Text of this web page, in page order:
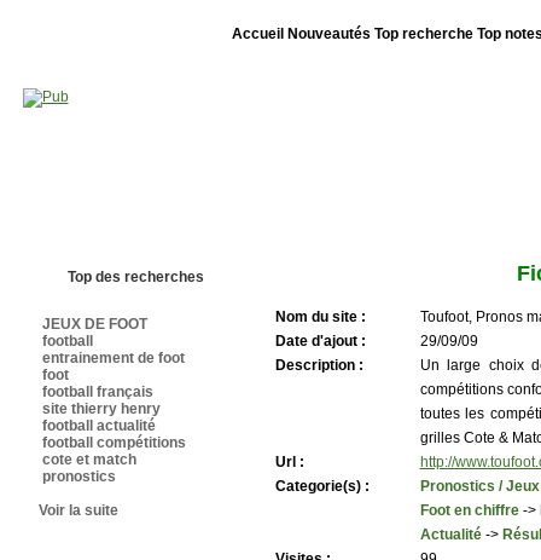
Accueil Nouveautés Top recherche Top
Top des recherches
JEUX DE FOOT
football
entrainement de foot
foot
football français
site thierry henry
football actualité
football compétitions
cote et match
pronostics
Voir la suite
Nom du site :
Toufoot, Pronos
Date d'ajout :
29/09/09
Description :
Un large choix
compétitions
toutes les
grilles Cote &
Url :
http://
Categorie(s) :
Pronostics / Jeux
Foot en chiffre->
Actualité->